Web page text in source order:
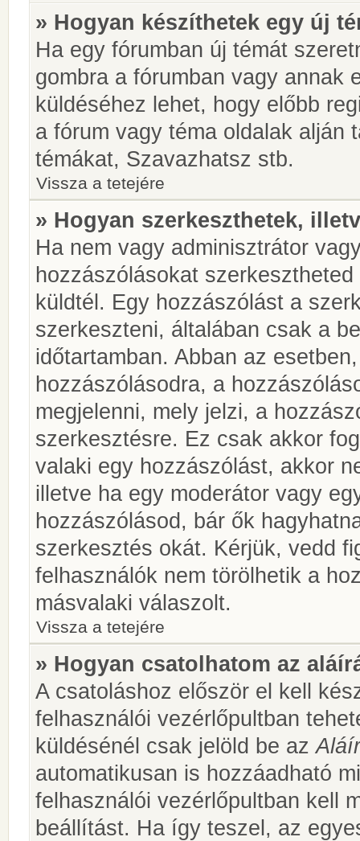
» Hogyan készíthetek egy új
Ha egy fórumban új témát
gombra a fórumban vagy annak
küldéséhez lehet, hogy előbb
a fórum vagy téma oldalak alján
témákat, Szavazhatsz stb.
Vissza a tetejére
» Hogyan szerkeszthetek,
Ha nem vagy adminisztrátor
hozzászólásokat
küldtél. Egy hozzászólást a
szerkeszteni, általában csak a
időtartamban. Abban az
hozzászólásodra, a
megjelenni, mely jelzi, a
szerkesztésre. Ez csak akkor
valaki egy hozzászólást, akkor
illetve ha egy moderátor vagy
hozzászólásod, bár ők
szerkesztés okát. Kérjük, vedd
felhasználók nem törölhetik a
másvalaki válaszolt.
Vissza a tetejére
» Hogyan csatolhatom az
A csatoláshoz először el kell
felhasználói vezérlőpultban
küldésénél csak jelöld be az
automatikusan is hozzáadható
felhasználói vezérlőpultban kell
beállítást. Ha így teszel, az